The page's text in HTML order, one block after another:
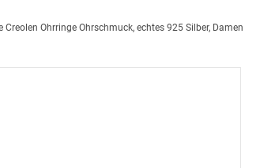
Creolen Ohrringe Ohrschmuck, echtes 925 Silber, Damen